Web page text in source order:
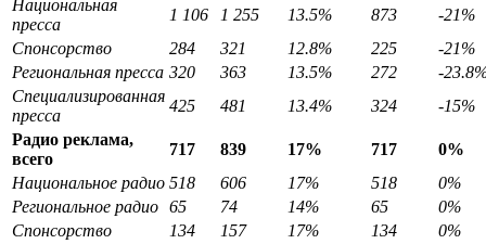
Национальная
пресса
1 106 1 255 13.5% 873
-21%
Спонсорство
284 321 12.8% 225
-21%
Региональная пресса 320 363 13.5% 272
-
Специализированная
пресса
425 481 13.4% 324
-15%
Радио реклама,
всего
717 839 17% 717
0%
Национальное радио 518 606 17% 518
0%
Региональное радио 65 74 14% 65
0%
Спонсорство
134 157 17% 134
0%